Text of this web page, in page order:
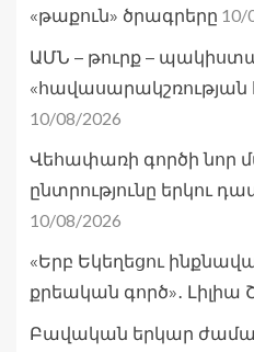
«թաքուն» ծրագրերը 10/
ԱՄՆ – թուրք –
«հավասարակշռության
10/08/2026
Վեհափառի գործի նոր
ընտրությունը երկու
10/08/2026
«Երբ Եկեղեցու
քրեական գործ»․ Լիլիա
Բավական երկար